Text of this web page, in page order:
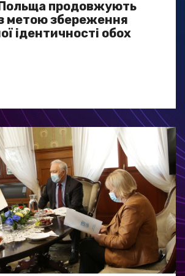
Польща продовжують
метою збереження
ідентичності обох